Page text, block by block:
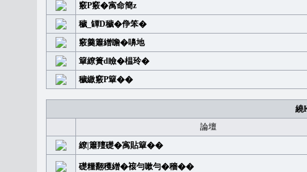
竅P竅�㝢命簡z
穢_罈D穢�鿇笨�
竅羹簫繒瞻�嚊地
簞繚簣d瞼�榅玲�
穢繳竅P簞��
繞
論壇
繚|簫羶礎�㝢貼簞��
礎糧翻穫繒�䙛勻嗽勻�穡��